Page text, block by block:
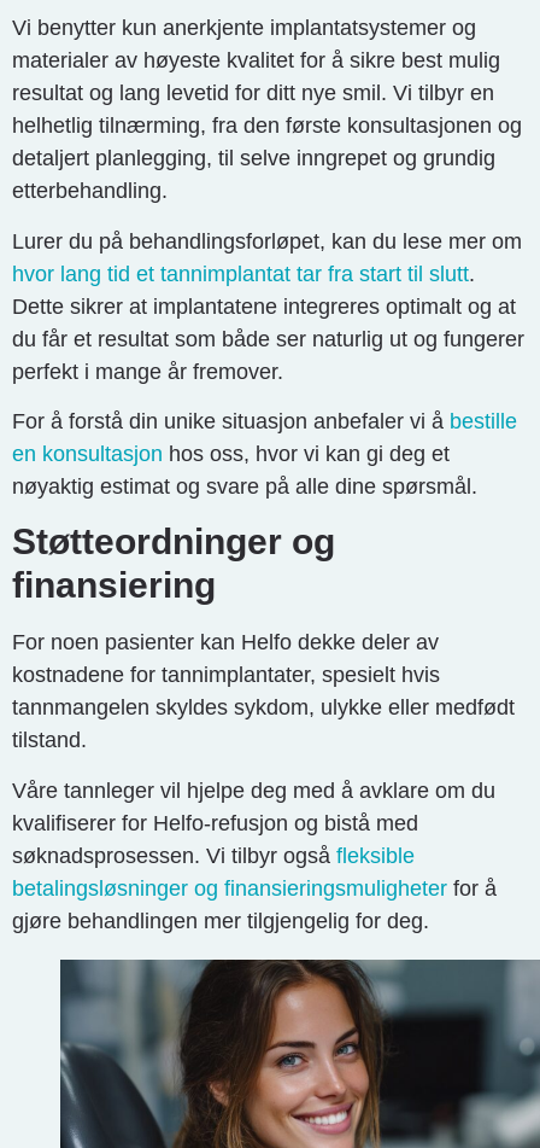
Vi benytter kun anerkjente implantatsystemer og
materialer av høyeste kvalitet for å sikre best mulig
resultat og lang levetid for ditt nye smil. Vi tilbyr en
helhetlig tilnærming, fra den første konsultasjonen og
detaljert planlegging, til selve inngrepet og grundig
etterbehandling.
Lurer du på behandlingsforløpet, kan du lese mer om
hvor lang tid et tannimplantat tar fra start til slutt.
Dette sikrer at implantatene integreres optimalt og at
du får et resultat som både ser naturlig ut og fungerer
perfekt i mange år fremover.
For å forstå din unike situasjon anbefaler vi å bestille
en konsultasjon hos oss, hvor vi kan gi deg et
nøyaktig estimat og svare på alle dine spørsmål.
Støtteordninger og
finansiering
For noen pasienter kan Helfo dekke deler av
kostnadene for tannimplantater, spesielt hvis
tannmangelen skyldes sykdom, ulykke eller medfødt
tilstand.
Våre tannleger vil hjelpe deg med å avklare om du
kvalifiserer for Helfo-refusjon og bistå med
søknadsprosessen. Vi tilbyr også fleksible
betalingsløsninger og finansieringsmuligheter for å
gjøre behandlingen mer tilgjengelig for deg.